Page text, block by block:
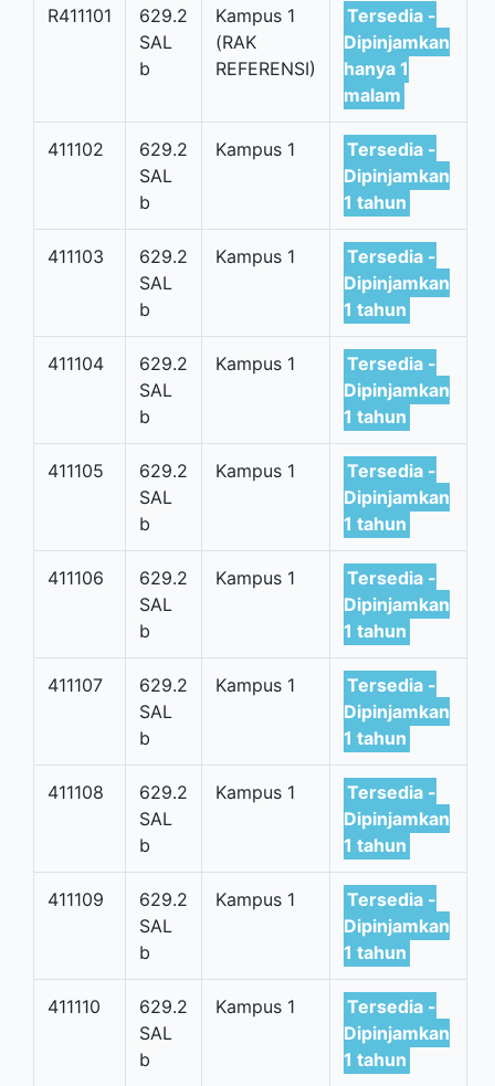
R411101
629.2
SAL
b
Kampus 1
(RAK
REFERENSI)
Tersedia -
Dipinjamkan
hanya 1
malam
411102
629.2
SAL
b
Kampus 1
Tersedia -
Dipinjamkan
1 tahun
411103
629.2
SAL
b
Kampus 1
Tersedia -
Dipinjamkan
1 tahun
411104
629.2
SAL
b
Kampus 1
Tersedia -
Dipinjamkan
1 tahun
411105
629.2
SAL
b
Kampus 1
Tersedia -
Dipinjamkan
1 tahun
411106
629.2
SAL
b
Kampus 1
Tersedia -
Dipinjamkan
1 tahun
411107
629.2
SAL
b
Kampus 1
Tersedia -
Dipinjamkan
1 tahun
411108
629.2
SAL
b
Kampus 1
Tersedia -
Dipinjamkan
1 tahun
411109
629.2
SAL
b
Kampus 1
Tersedia -
Dipinjamkan
1 tahun
411110
629.2
SAL
b
Kampus 1
Tersedia -
Dipinjamkan
1 tahun